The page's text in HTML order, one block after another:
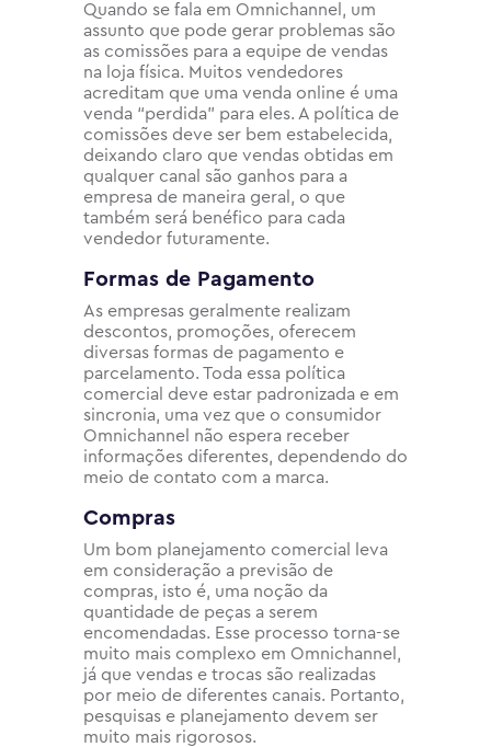
Quando se fala em Omnichannel, um
assunto que pode gerar problemas são
as comissões para a equipe de vendas
na loja física. Muitos vendedores
acreditam que uma venda online é uma
venda “perdida” para eles. A política de
comissões deve ser bem estabelecida,
deixando claro que vendas obtidas em
qualquer canal são ganhos para a
empresa de maneira geral, o que
também será benéfico para cada
vendedor futuramente.
Formas de Pagamento
As empresas geralmente realizam
descontos, promoções, oferecem
diversas formas de pagamento e
parcelamento. Toda essa política
comercial deve estar padronizada e em
sincronia, uma vez que o consumidor
Omnichannel não espera receber
informações diferentes, dependendo do
meio de contato com a marca.
Compras
Um bom planejamento comercial leva
em consideração a previsão de
compras, isto é, uma noção da
quantidade de peças a serem
encomendadas. Esse processo torna-se
muito mais complexo em Omnichannel,
já que vendas e trocas são realizadas
por meio de diferentes canais. Portanto,
pesquisas e planejamento devem ser
muito mais rigorosos.